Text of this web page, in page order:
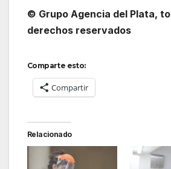
© Grupo Agencia del Plata,
derechos reservados
Comparte esto:
Compartir
Relacionado